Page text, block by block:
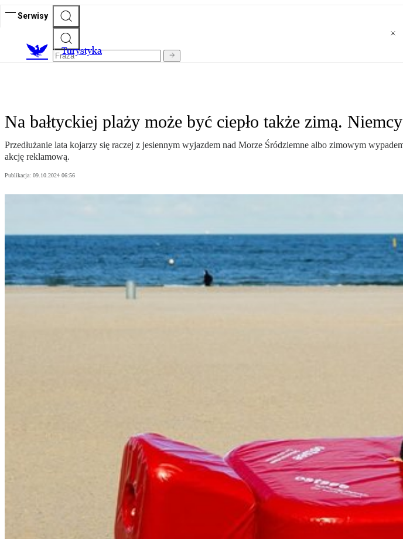
Serwisy
Turystyka
Na bałtyckiej plaży może być ciepło także zimą.
Przedłużanie lata kojarzy się raczej z jesiennym wyjazdem nad Morze Śródziemne albo zimowym
akcję reklamową.
Publikacja: 09.10.2024 06:56